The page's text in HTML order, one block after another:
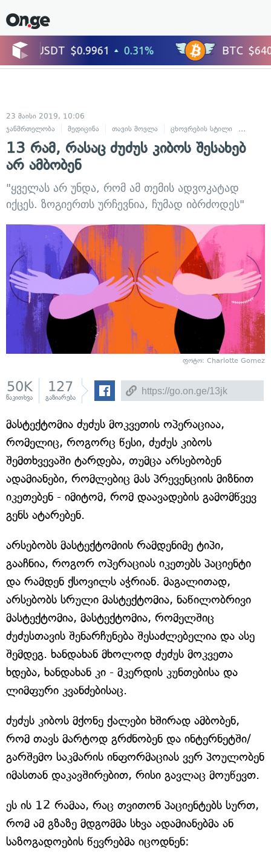
23 მაისი 2019, 10:06
ჯანმრთელობა
მედიცინა თავის მოვლა ცხოვრების სტილი
13 რამ, რასაც ძუძუს კიბოს შესახებ
არ ამბობენ
"ყველას არ უნდა, რომ ამ თემის ადვოკატად
იქცეს. ზოგიერთს ურჩევნია, ჩუმად იბრძოდეს"
ფოტო: Charlotte Gomez
50K
წაკითხვა
127
გაზიარება
მასტექტომია ძუძუს მოკვეთის ოპერაციაა,
რომელიც, როგორც წესი, ძუძუს კიბოს
შემთხვევაში ტარდება, თუმცა არსებობენ
ადამიანები, რომლებიც მას პრევენციის მიზნით
იკეთებენ - იმიტომ, რომ დაავადების გამომწვევ
გენს ატარებენ.
არსებობს მასტექტომიის რამდენიმე ტიპი,
გააჩნია, როგორ ოპერაციას იკეთებს პაციენტი
და რამდენ ქსოვილს აჭრიან. მაგალითად,
არსებობს სრული მასტექტომია, ნაწილობრივი
მასტექტომია, მასტექტომია, რომელშიც
ძუძუსთავის შენარჩუნება შესაძლებელია და ასე
შემდეგ. ხანდახან მხოლოდ ძუძუს მოკვეთა
ხდება, ხანდახან კი - მკერდის კუნთებისა და
ლიმფური კვანძებისაც.
ძუძუს კიბოს მქონე ქალები ხშირად ამბობენ,
რომ თავს მარტოდ გრძნობენ და ინტერნეტში/
გარშემო საკმარის ინფორმაციას ვერ პოულობენ
იმასთან დაკავშირებით, რისი გავლაც მოუწევთ.
ეს ის 12 რამაა, რაც თვითონ პაციენტებს სურთ,
რომ ამ გზაზე მდგომმა სხვა ადამიანებმა ან
საზოგადოების წევრებმა იცოდნენ: